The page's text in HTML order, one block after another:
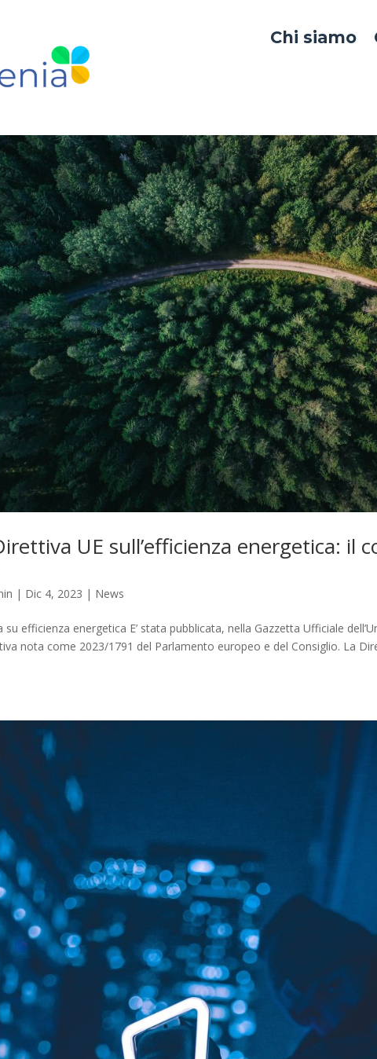
Chi siamo
UE sull’efficienza energetica: il
| Dic 4, 2023 | News
efficienza energetica E’ stata pubblicata, nella Gazzetta Ufficiale
nota come 2023/1791 del Parlamento europeo e del Consiglio. La